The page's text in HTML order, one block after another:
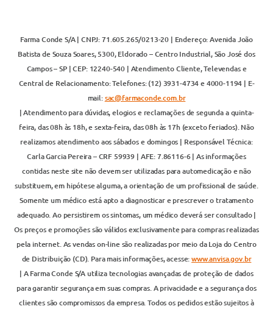
Farma Conde S/A | CNPJ: 71.605.265/0213-20 | Endereço: Avenida João
Batista de Souza Soares, 5300, Eldorado – Centro Industrial, São José dos
Campos – SP | CEP: 12240-540 | Atendimento Cliente, Televendas e
Central de Relacionamento: Telefones: (12) 3931-4734 e 4000-1194 | E-
mail:sac@farmaconde.com.br
| Atendimento para dúvidas, elogios e reclamações de segunda a quinta-
feira, das 08h às 18h, e sexta-feira, das 08h às 17h (exceto feriados). Não
realizamos atendimento aos sábados e domingos | Responsável Técnica:
Carla Garcia Pereira – CRF 59939 | AFE: 7.86116-6 | As informações
contidas neste site não devem ser utilizadas para automedicação e não
substituem, em hipótese alguma, a orientação de um profissional de saúde.
Somente um médico está apto a diagnosticar e prescrever o tratamento
adequado. Ao persistirem os sintomas, um médico deverá ser consultado |
Os preços e promoções são válidos exclusivamente para compras realizadas
pela internet. As vendas on-line são realizadas por meio da Loja do Centro
de Distribuição (CD). Para mais informações, acesse:www.anvisa.gov.br
| A Farma Conde S/A utiliza tecnologias avançadas de proteção de dados
para garantir segurança em suas compras. A privacidade e a segurança dos
clientes são compromissos da empresa. Todos os pedidos estão sujeitos à